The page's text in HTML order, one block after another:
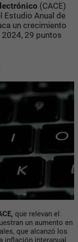
(CACE)
Estudio Anual de
un crecimiento
29 puntos
que relevan el
un aumento en
que alcanzó los
inflación interanual